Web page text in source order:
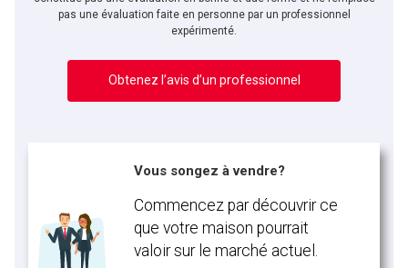
pas une évaluation faite en personne par un professionnel
expérimenté.
Obtenez l’avis d’un professionnel
Vous songez à vendre?
Commencez par découvrir ce
que votre maison pourrait
valoir sur le marché actuel.